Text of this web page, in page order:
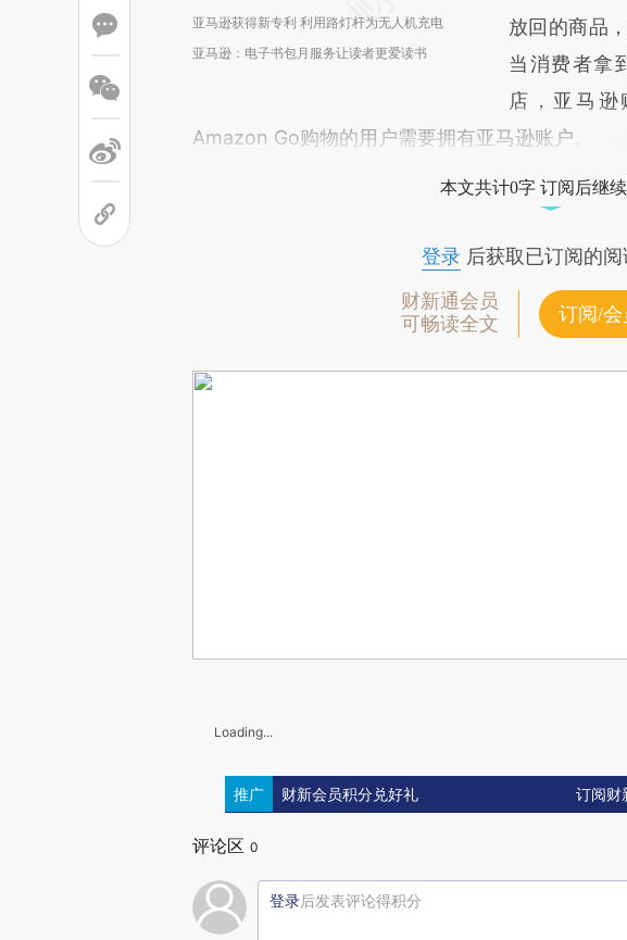
亚马逊获得新专利 利用路灯杆为无人机充电
亚马逊：电子书包月服务让读者更爱读书
放回的商品
当消费者拿
店，亚马
Amazon Go购物的用户需要拥有亚马逊账户。
本文共计0字 订阅后继
登录后获取已订阅的阅
财新通会员
可畅读全文
订阅/会
Loading...
推广 财新会员积分兑好礼 订阅财
评论区 0
登录后发表评论得积分